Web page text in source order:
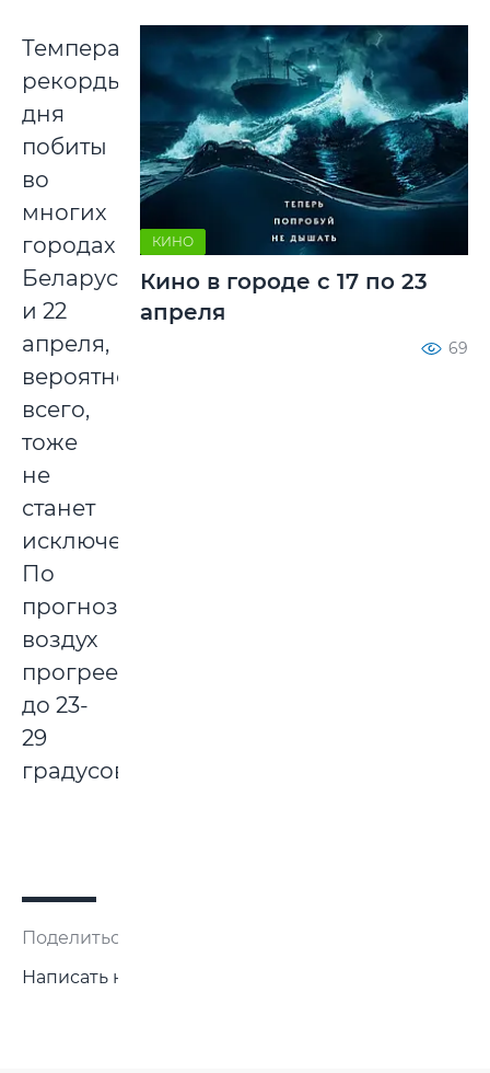
Температурные
рекорды
дня
побиты
во
многих
городах
Беларуси,
и 22
апреля,
вероятнее
всего,
тоже
не
станет
исключением.
По
прогнозам,
воздух
прогреется
до 23-
29
градусов.
Поделиться:
Написать нам
КИНО
Кино в городе с 17 по 23
апреля
69